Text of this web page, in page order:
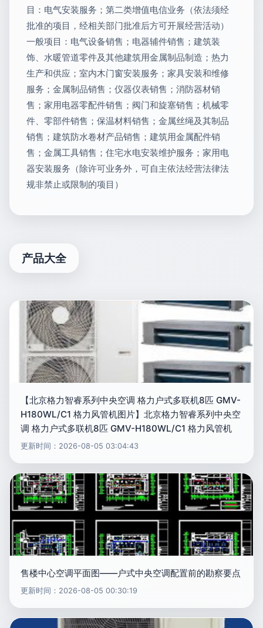
目：电气安装服务；第二类增值电信业务（依法须经
批准的项目，经相关部门批准后方可开展经营活动）
一般项目：电气设备销售；电器辅件销售；建筑装
饰、水暖管道零件及其他建筑用金属制品制造；热力
生产和供应；室内木门窗安装服务；家具安装和维修
服务；金属制品销售；仪器仪表销售；消防器材销
售；家用电器零配件销售；阀门和旋塞销售；机械零
件、零部件销售；保温材料销售；金属丝绳及其制品
销售；建筑防水卷材产品销售；建筑用金属配件销
售；金属工具销售；住宅水电安装维护服务；家用电
器安装服务（除许可业务外，可自主依法经营法律法
规非禁止或限制的项目）
产品大全
【北京格力智睿系列中央空调 格力户式多联机8匹 GMV-
H180WL/C1 格力风管机图片】北京格力智睿系列中央空
调 格力户式多联机8匹 GMV-H180WL/C1 格力风管机
更新时间：2026-08-05 03:04:43
售楼中心空调平面图——户式中央空调配置前的勘察要点
更新时间：2026-08-05 00:30:19